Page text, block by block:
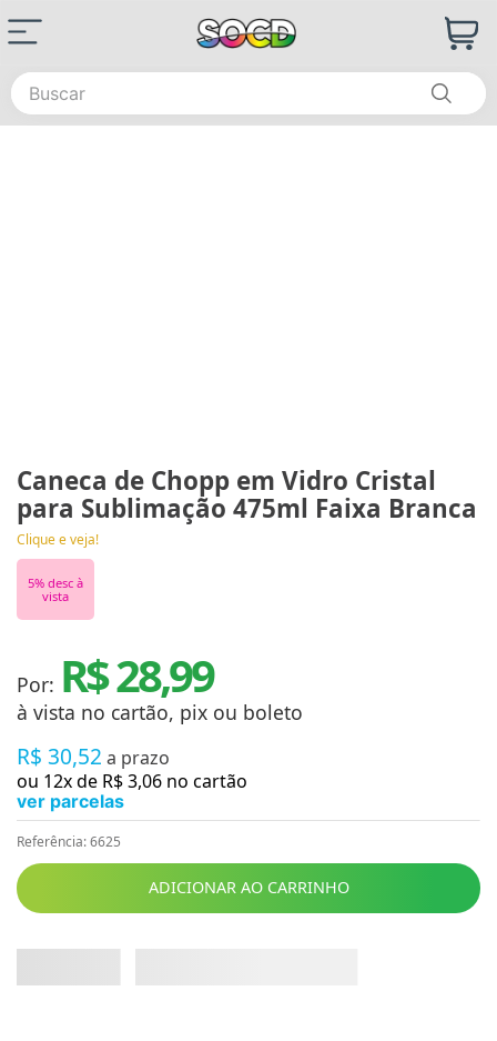
Buscar
Caneca de Chopp em Vidro Cristal
para Sublimação 475ml Faixa Branca
Clique e veja!
5% desc à
vista
Por: R$ 28,99
à vista no cartão, pix ou boleto
R$ 30,52 a prazo
ou 12x de R$3,06 no cartão
ver parcelas
Referência:6625
ADICIONAR AO CARRINHO